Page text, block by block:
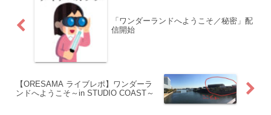
「ワンダーランドへようこそ／秘密」配
信開始
【ORESAMA ライブレポ】ワンダーラ
ンドへようこそ～in STUDIO COAST～